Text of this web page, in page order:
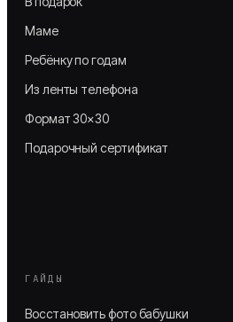
Маме
Ребёнку по годам
Из ленты телефона
Формат 30×30
Подарочный сертификат
ГАЙДЫ
Восстановить фото бабушки